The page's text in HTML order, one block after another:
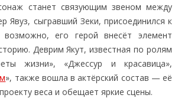
станет связующим звеном между
Явуз, сыгравший Зеки, присоединился к
его герой внесёт элемент
Деврим Якут, известная по ролям
жизни», «Джессур и красавица»,
», также вошла в актёрский состав — её
веса и обещает яркие сцены.